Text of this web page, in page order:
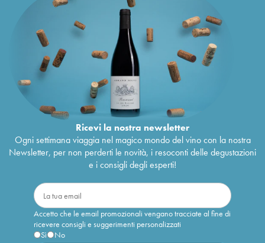
Ricevi la nostra newsletter
Ogni settimana viaggia nel magico mondo del vino con la nostra
Newsletter, per non perderti le novità, i resoconti delle degustazioni
e i consigli degli esperti!
Accetto che le email promozionali vengano tracciate al fine di
ricevere consigli e suggerimenti personalizzati
Sì
No